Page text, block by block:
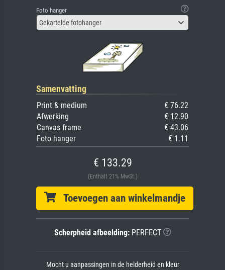
Foto hanger
Gekartelde fotohanger
Samenvatting
Print & medium
€ 76.22
Afwerking
€ 12.90
Canvas frame
€ 43.06
Foto hanger
€ 1.11
€ 133.29
(Enthält 21% MwSt.)
Toevoegen aan winkelmandje
Scherpheid afbeelding:PERFECT
Mocht u aanpassingen in de helderheid en kleur